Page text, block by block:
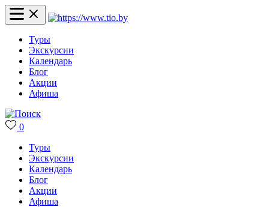
Туры
Экскурсии
Календарь
Блог
Акции
Афиша
0
Туры
Экскурсии
Календарь
Блог
Акции
Афиша